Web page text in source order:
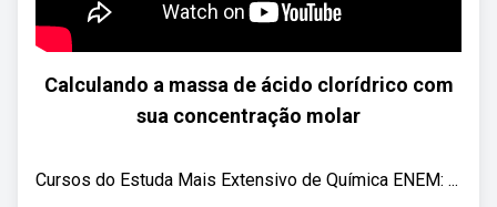
Calculando a massa de ácido clorídrico com
sua concentração molar
Cursos do Estuda Mais Extensivo de Química ENEM: ...